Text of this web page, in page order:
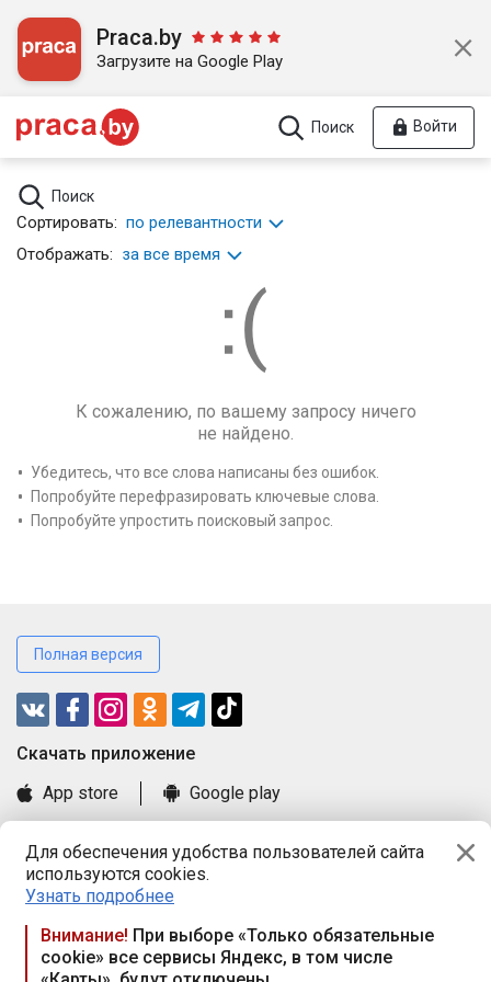
Для обеспечения удобства пользователей сайта
используются cookies.
Узнать подробнее
Внимание! При выборе «Только обязательные
cookie» все сервисы Яндекс, в том числе
Praca.by
Загрузите на Google Play
Поиск Войти
Поиск
Сортировать: по релевантности
Отображать: за все время
К сожалению, по вашему запросу ничего
не найдено.
Убедитесь, что все слова написаны без ошибок.
Попробуйте перефразировать ключевые слова.
Попробуйте упростить поисковый запрос.
Полная версия
Cкачать приложение
App store
Google play
Книга замечаний и предложений
Правила и документы
Praca.by © 2000—2026, ООО «ПРАЦА БАЙ»
Республика Беларусь, 220114, г. Минск, пр-т Независимости
117а, пом. № 9.